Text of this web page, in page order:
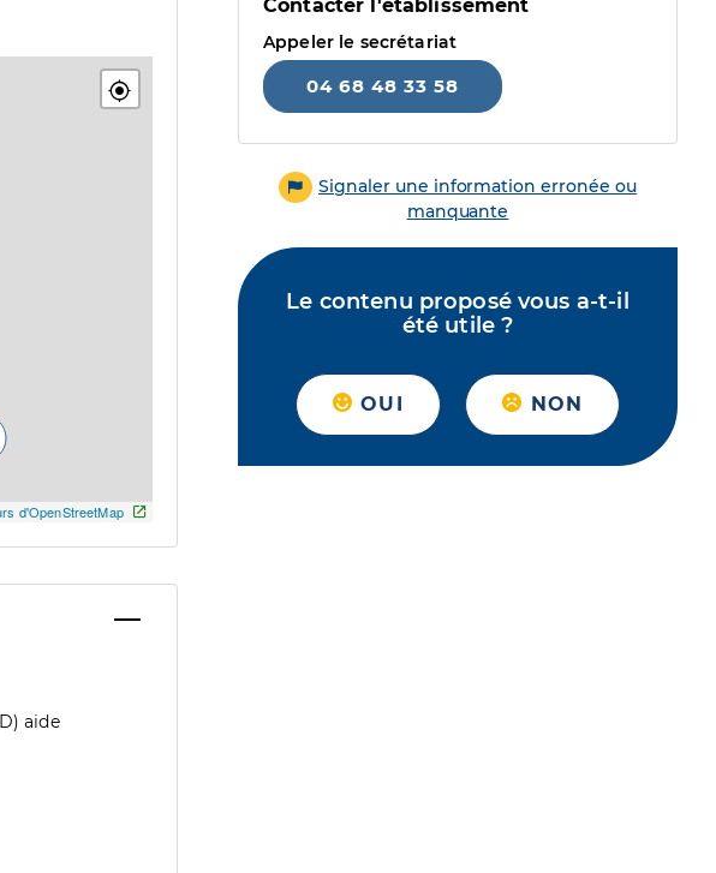
d'OpenStreetMap
aide
Contacter l'établissement
Appeler le secrétariat
04 68 48 33 58
Signaler une information erronée ou
manquante
Le contenu proposé vous a-t-il
été utile ?
OUI NON